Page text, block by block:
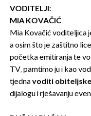
VODITELJI:
MIA KOVAČIĆ
Mia Kovačić voditeljica
a osim što je zaštitno
početka emitiranja te
TV, pamtimo ju i kao
tjednavoditi
dijalogu i rješavanju